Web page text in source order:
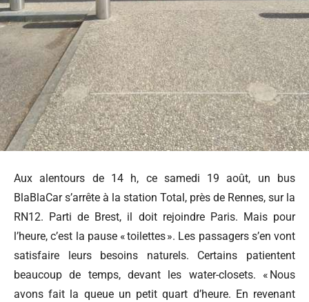
Aux alentours de 14 h, ce samedi 19 août, un bus
BlaBlaCar s’arrête à la station Total, près de Rennes, sur la
RN12. Parti de Brest, il doit rejoindre Paris. Mais pour
l’heure, c’est la pause « toilettes ». Les passagers s’en vont
satisfaire leurs besoins naturels. Certains patientent
beaucoup de temps, devant les water-closets. « Nous
avons fait la queue un petit quart d’heure. En revenant